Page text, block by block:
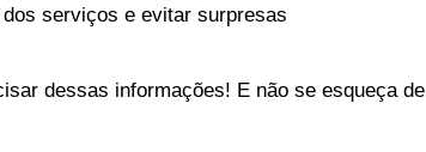
serviços e evitar surpresas
dessas informações! E não se esqueça de